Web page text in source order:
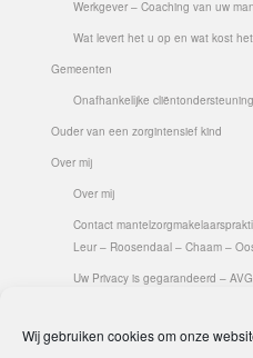
Wij gebruiken cookies om onze
Werkgever – Coaching van uw
Wat levert het u op en wat kost
Gemeenten
Onafhankelijke cliëntondersteuning
Ouder van een zorgintensief kind
Over mij
Over mij
Contact
Leur – Roosendaal – Chaam –
Uw Privacy is gegarandeerd –
Aanmelden Dag van de